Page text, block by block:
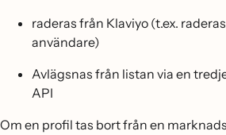
raderas från Klaviyo (t.ex.
användare)
Avlägsnas från listan via en
API
Om en profil tas bort från en